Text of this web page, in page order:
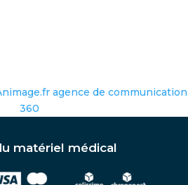
agence de communication
360
matériel médical